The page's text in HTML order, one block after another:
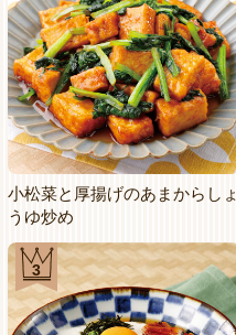
小松菜と厚揚げのあまからしょ
うゆ炒め
3